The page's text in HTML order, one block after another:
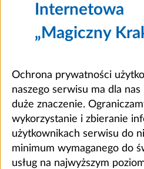
Internetowa
„Magiczny
Ochrona prywatności
naszego serwisu ma dla nas
duże znaczenie.
wykorzystanie i zbieranie
użytkownikach serwisu do
minimum wymaganego do
usług na najwyższym